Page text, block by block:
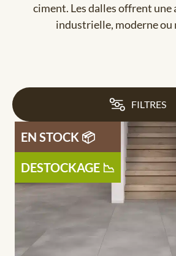
ciment. Les dalles offrent une
industrielle, moderne ou
FILTRES
EN STOCK 📦
DESTOCKAGE 📉